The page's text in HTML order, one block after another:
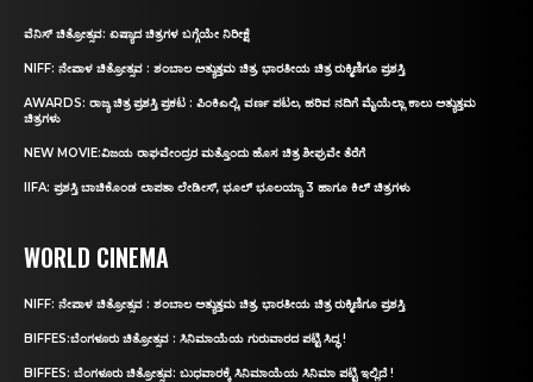
ವೆನಿಸ್‌ ಚಿತ್ರೋತ್ಸವ: ಏಷ್ಯಾದ ಚಿತ್ರಗಳ ಬಗ್ಗೆಯೇ ನಿರೀಕ್ಷೆ
NIFF: ನೇಪಾಳ ಚಿತ್ರೋತ್ಸವ : ಶಂಬಾಲ ಅತ್ಯುತ್ತಮ ಚಿತ್ರ, ಭಾರತೀಯ ಚಿತ್ರ ರುಕ್ಮಿಣಿಗೂ ಪ್ರಶಸ್ತಿ
AWARDS: ರಾಜ್ಯ ಚಿತ್ರ ಪ್ರಶಸ್ತಿ ಪ್ರಕಟ : ಪಿಂಕಿಎಲ್ಲಿ, ವರ್ಣ ಪಟಲ, ಹರಿವ ನದಿಗೆ ಮೈಯೆಲ್ಲಾ ಕಾಲು ಅತ್ಯುತ್ತಮ
ಚಿತ್ರಗಳು
NEW MOVIE:ವಿಜಯ ರಾಘವೇಂದ್ರರ ಮತ್ತೊಂದು ಹೊಸ ಚಿತ್ರ ಶೀಘ್ರವೇ ತೆರೆಗೆ
IIFA: ಪ್ರಶಸ್ತಿ ಬಾಚಿಕೊಂಡ ಲಾಪತಾ ಲೇಡೀಸ್‌, ಭೂಲ್‌ ಭೂಲಯ್ಯಾ 3 ಹಾಗೂ ಕಿಲ್‌ ಚಿತ್ರಗಳು
WORLD CINEMA
NIFF: ನೇಪಾಳ ಚಿತ್ರೋತ್ಸವ : ಶಂಬಾಲ ಅತ್ಯುತ್ತಮ ಚಿತ್ರ, ಭಾರತೀಯ ಚಿತ್ರ ರುಕ್ಮಿಣಿಗೂ ಪ್ರಶಸ್ತಿ
BIFFES:ಬೆಂಗಳೂರು ಚಿತ್ರೋತ್ಸವ : ಸಿನಿಮಾಯೆಯ ಗುರುವಾರದ ಪಟ್ಟಿ ಸಿದ್ಧ !
BIFFES: ಬೆಂಗಳೂರು ಚಿತ್ರೋತ್ಸವ: ಬುಧವಾರಕ್ಕೆ ಸಿನಿಮಾಯೆಯ ಸಿನಿಮಾ ಪಟ್ಟಿ ಇಲ್ಲಿದೆ !